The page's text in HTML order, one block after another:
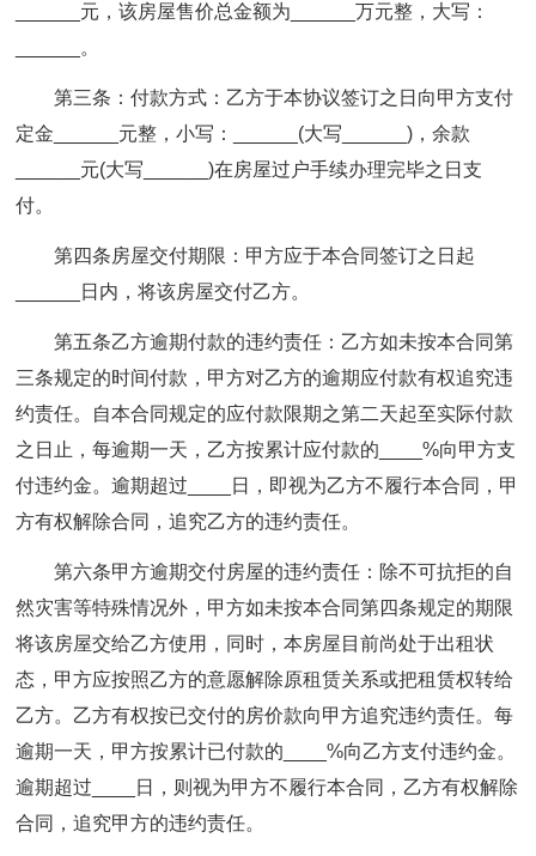
______元，该房屋售价总金额为______万元整，大写：
______。
第三条：付款方式：乙方于本协议签订之日向甲方支付
定金______元整，小写：______(大写______)，余款
______元(大写______)在房屋过户手续办理完毕之日支
付。
第四条房屋交付期限：甲方应于本合同签订之日起
______日内，将该房屋交付乙方。
第五条乙方逾期付款的违约责任：乙方如未按本合同第
三条规定的时间付款，甲方对乙方的逾期应付款有权追究违
约责任。自本合同规定的应付款限期之第二天起至实际付款
之日止，每逾期一天，乙方按累计应付款的____%向甲方支
付违约金。逾期超过____日，即视为乙方不履行本合同，甲
方有权解除合同，追究乙方的违约责任。
第六条甲方逾期交付房屋的违约责任：除不可抗拒的自
然灾害等特殊情况外，甲方如未按本合同第四条规定的期限
将该房屋交给乙方使用，同时，本房屋目前尚处于出租状
态，甲方应按照乙方的意愿解除原租赁关系或把租赁权转给
乙方。乙方有权按已交付的房价款向甲方追究违约责任。每
逾期一天，甲方按累计已付款的____%向乙方支付违约金。
逾期超过____日，则视为甲方不履行本合同，乙方有权解除
合同，追究甲方的违约责任。